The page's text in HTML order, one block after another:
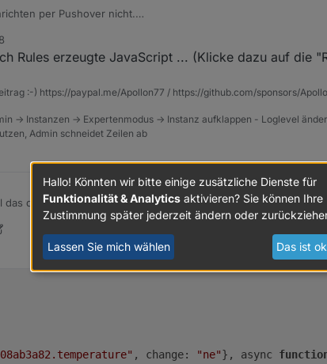
per Pushover nicht.
gibt es dann auch einen Kompilierungsfehler:
Rules erzeugte JavaScript ... (Klicke dazu auf die
:-) https://paypal.me/Apollon77 / https://github.com/sponsors/
-> Instanzen -> Expertenmodus -> Instanz aufklappen - Loglevel
Admin schneidet Zeilen ab
das durch Rules erzeugte JavaScript ... (Klicke dazu auf die
, change: "ne"}, async
Hallo! Könnten wir bitte einige zusätzliche Dienste für
Funktionalität & Analytics aktivieren? Sie können Ihre
Zustimmung später jederzeit ändern oder
Lassen Sie mich wählen Das ist ok